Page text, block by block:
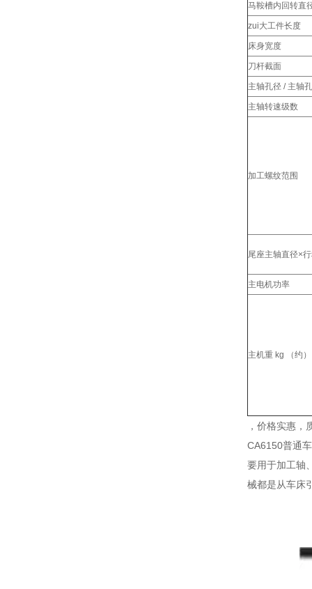
马鞍槽内回转直
zui大工件长度
床身宽度
刀杆截面
主轴孔径 / 主轴
主轴转速级数
加工螺纹范围
尾座主轴直径×
主电机功率
主机重 kg （约
，价格实惠，
CA6150普通
要用于加工轴
械都是从车床